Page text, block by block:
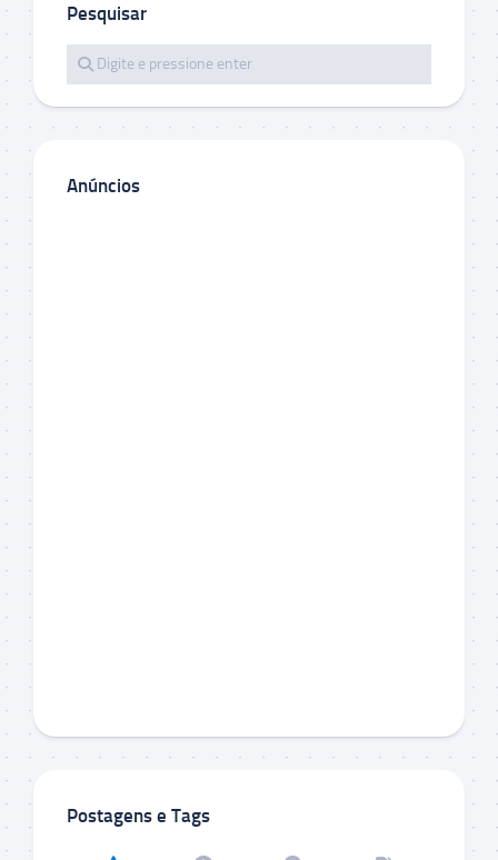
Pesquisar
Anúncios
Postagens e Tags